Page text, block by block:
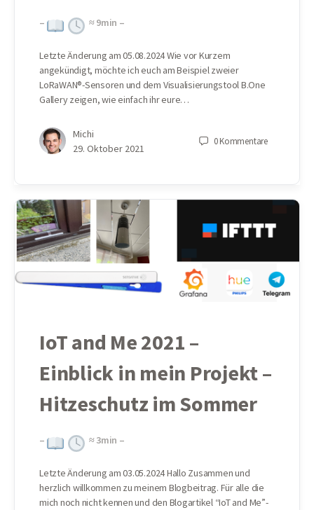
– ≈9min –
Letzte Änderung am 05.08.2024 Wie vor Kurzem
angekündigt, möchte ich euch am Beispiel zweier
LoRaWAN®-Sensoren und dem Visualisierungstool B.One
Gallery zeigen, wie einfach ihr eure…
Michi
29. Oktober 2021
0Kommentare
IoT and Me 2021 –
Einblick in mein Projekt –
Hitzeschutz im Sommer
– ≈3min –
Letzte Änderung am 03.05.2024 Hallo Zusammen und
herzlich willkommen zu meinem Blogbeitrag. Für alle die
mich noch nicht kennen und den Blogartikel “IoT and Me”-